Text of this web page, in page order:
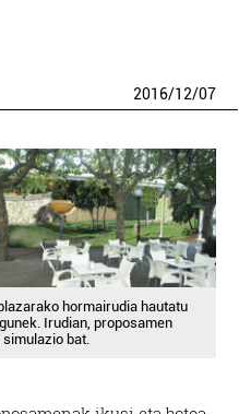
2016/12/07
hormairudia hautatu
Irudian, proposamen
bat.